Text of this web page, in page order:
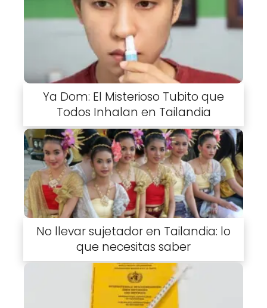
Ya Dom: El Misterioso Tubito que
Todos Inhalan en Tailandia
No llevar sujetador en Tailandia: lo
que necesitas saber